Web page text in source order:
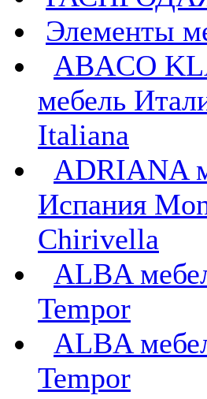
Элементы
ABACO
мебель
Italiana
ADRIANA
Испания
Chirivella
ALBA
Tempor
ALBA
Tempor